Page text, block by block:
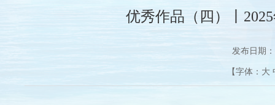
优秀作品（四）丨
发布日期
【字体： 大